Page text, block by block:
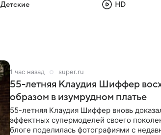
Детские HD
1 час назад super.ru
55-летняя Клаудия Шиффер
образом в изумрудном платье
55-летняя Клаудия Шиффер вновь
эффектных супермоделей своего
блоге поделилась фотографиями с